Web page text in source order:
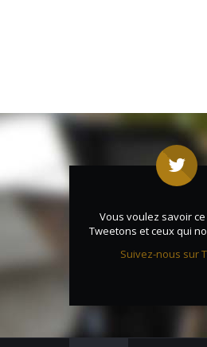
Vous voulez savoir
Tweetons et ceux qui
Suivez-nous sur